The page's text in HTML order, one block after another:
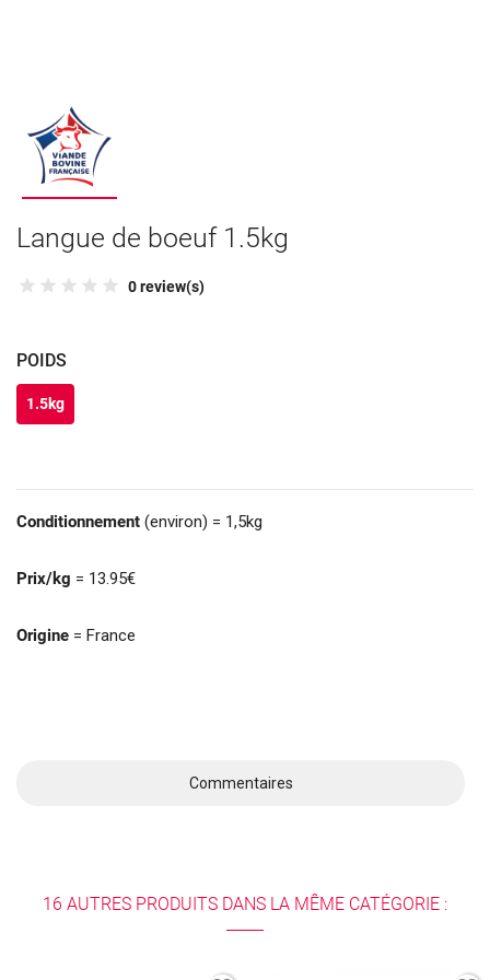
Langue de boeuf 1.5kg
0 review(s)
POIDS
1.5kg
Conditionnement (environ) = 1,5kg
Prix/kg = 13.95€
Origine = France
Commentaires
16 AUTRES PRODUITS DANS LA MÊME CATÉGORIE :